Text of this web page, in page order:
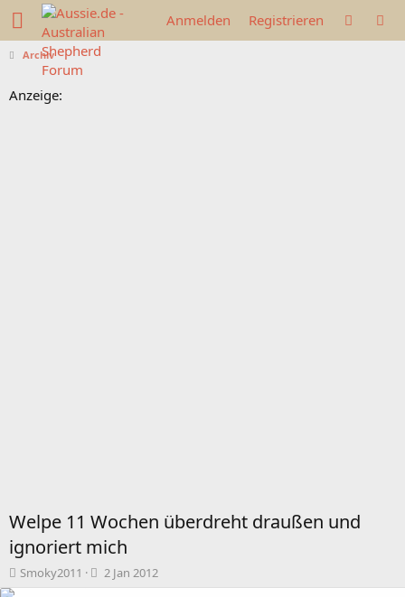
Anmelden Registrieren
Archiv
Anzeige:
Welpe 11 Wochen überdreht draußen und
ignoriert mich
T
h
Smoky2011
B
e
2 Jan 2012